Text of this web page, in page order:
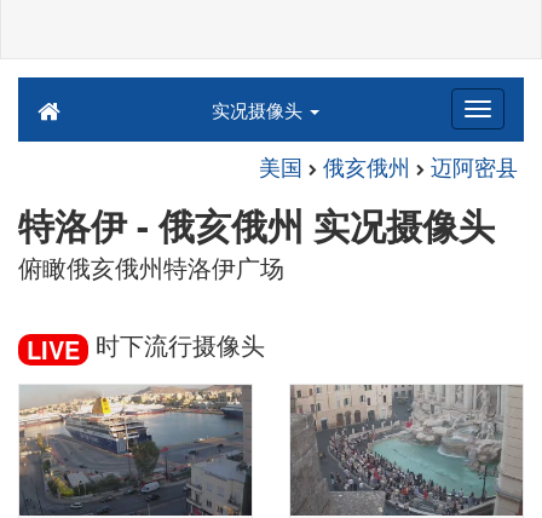
实况摄像头
美国 俄亥俄州 迈阿密县
特洛伊 - 俄亥俄州 实况摄像头
俯瞰俄亥俄州特洛伊广场
LIVE 时下流行摄像头